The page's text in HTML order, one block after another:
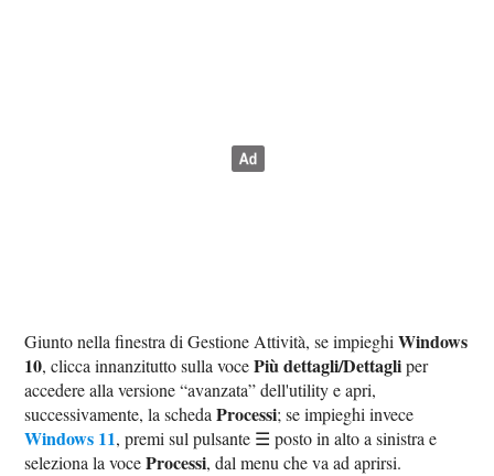
Giunto nella finestra di Gestione Attività, se impieghiWindows
10, clicca innanzitutto sulla vocePiù dettagli/Dettagliper
accedere alla versione “avanzata” dell'utility e apri,
successivamente, la schedaProcessi; se impieghi invece
Windows 11, premi sul pulsante ☰ posto in alto a sinistra e
seleziona la voceProcessi, dal menu che va ad aprirsi.